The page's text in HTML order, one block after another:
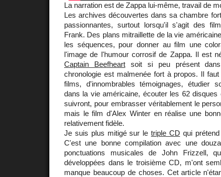
La narration est de Zappa lui-même, travail de
Les archives découvertes dans sa chambre
passionnantes, surtout lorsqu'il s'agit des
Frank. Des plans mitraillette de la vie
les séquences, pour donner au film une
l'image de l'humour corrosif de Zappa. Il est
Captain Beefheartsoit si peu présent
chronologie est malmenée fort à propos. Il
films, d'innombrables témoignages, étudier
dans la vie américaine, écouter les 62
suivront, pour embrasser véritablement le
mais le film d'Alex Winter en réalise une
relativement fidèle.
Je suis plus mitigé sur letriple CD qui
C'est une bonne compilation avec une
ponctuations musicales de John Frizzell,
développées dans le troisième CD, m'ont
manque beaucoup de choses. Cet article